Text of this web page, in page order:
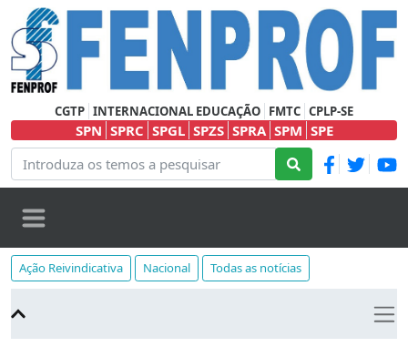
CGTP INTERNACIONAL EDUCAÇÃO FMTC CPLP-SE
SPN SPRC SPGL SPZS SPRA SPM SPE
Ação Reivindicativa Nacional Todas as notícias